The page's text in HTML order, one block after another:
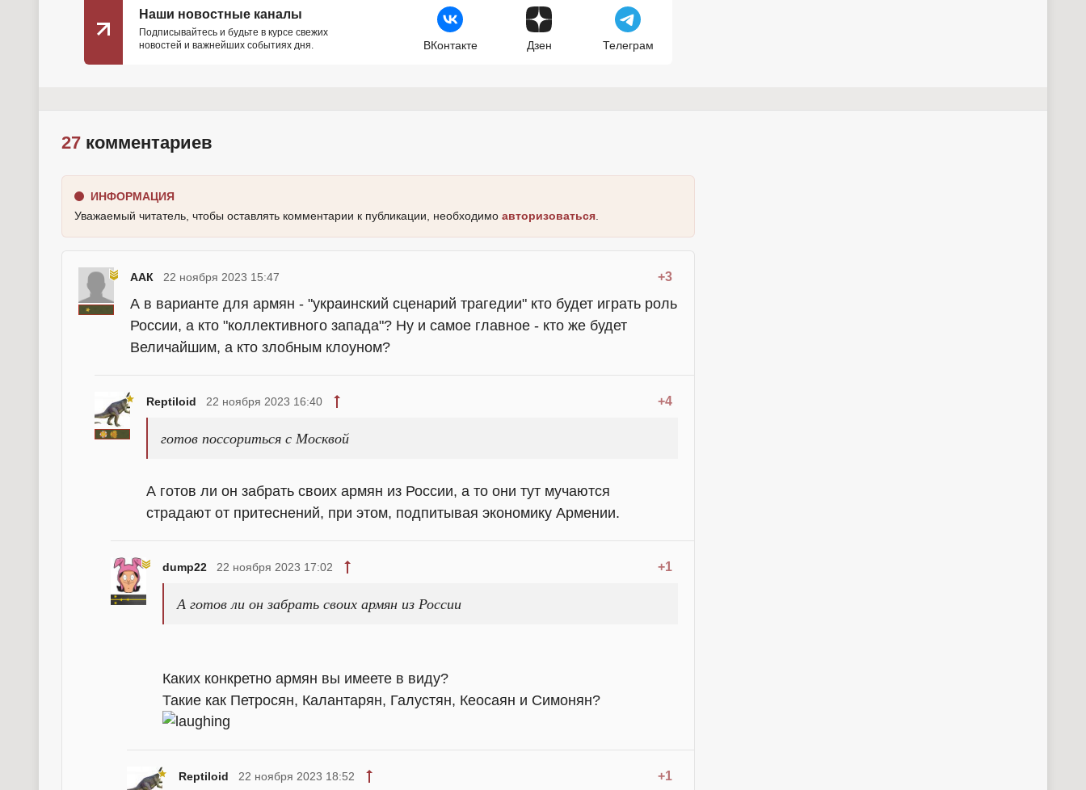
Наши новостные каналы
Подписывайтесь и будьте в курсе свежих
новостей и важнейших событиях дня.
ВКонтакте Дзен Телеграм
27 комментариев
ИНФОРМАЦИЯ
Уважаемый читатель, чтобы оставлять комментарии к публикации, необходимо авторизоваться
ААК +3
22 ноября 2023 15:47
А в варианте для армян - "украинский сценарий трагедии" кто будет играть роль
России, а кто "коллективного запада"? Ну и самое главное - кто же будет
Величайшим, а кто злобным клоуном?
Reptiloid +4
22 ноября 2023 16:40
готов поссориться с Москвой
А готов ли он забрать своих армян из России, а то они тут мучаются
страдают от притеснений, при этом, подпитывая экономику Армении.
dump22 +1
22 ноября 2023 17:02
А готов ли он забрать своих армян из России
Каких конкретно армян вы имеете в виду?
Такие как Петросян, Калантарян, Галустян, Кеосаян и Симонян?
Reptiloid +1
22 ноября 2023 18:52